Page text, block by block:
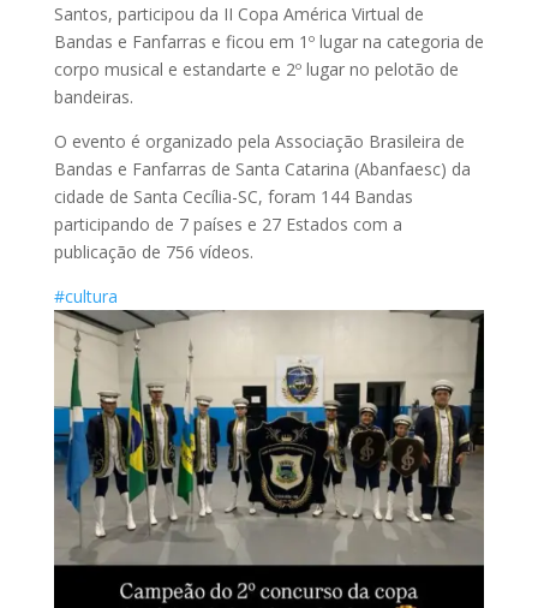
Santos, participou da II Copa América Virtual de
Bandas e Fanfarras e ficou em 1º lugar na categoria de
corpo musical e estandarte e 2º lugar no pelotão de
bandeiras.
O evento é organizado pela Associação Brasileira de
Bandas e Fanfarras de Santa Catarina (Abanfaesc) da
cidade de Santa Cecília-SC, foram 144 Bandas
participando de 7 países e 27 Estados com a
publicação de 756 vídeos.
#cultura